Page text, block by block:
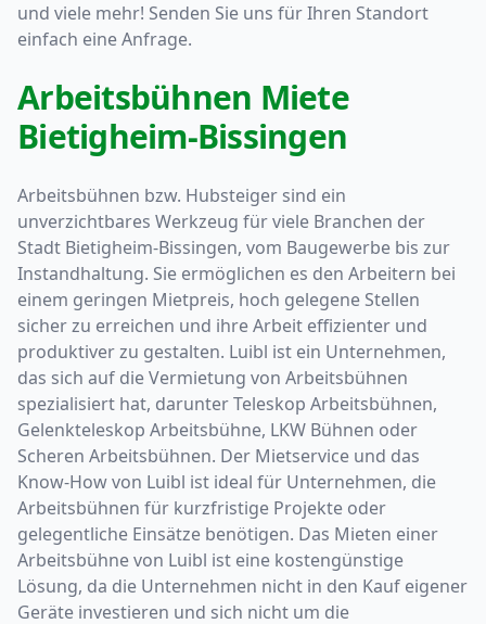
und viele mehr! Senden Sie uns für Ihren Standort
einfach eineAnfrage.
Arbeitsbühnen Miete
Bietigheim-Bissingen
Arbeitsbühnen bzw. Hubsteiger sind ein
unverzichtbares Werkzeug für viele Branchen der
Stadt Bietigheim-Bissingen, vom Baugewerbe bis zur
Instandhaltung. Sie ermöglichen es den Arbeitern bei
einem geringen Mietpreis, hoch gelegene Stellen
sicher zu erreichen und ihre Arbeit effizienter und
produktiver zu gestalten. Luibl ist ein Unternehmen,
das sich auf die Vermietung von Arbeitsbühnen
spezialisiert hat, darunter Teleskop Arbeitsbühnen,
Gelenkteleskop Arbeitsbühne, LKW Bühnen oder
Scheren Arbeitsbühnen. Der Mietservice und das
Know-How von Luibl ist ideal für Unternehmen, die
Arbeitsbühnen für kurzfristige Projekte oder
gelegentliche Einsätze benötigen. Das Mieten einer
Arbeitsbühne von Luibl ist eine kostengünstige
Lösung, da die Unternehmen nicht in den Kauf eigener
Geräte investieren und sich nicht um die